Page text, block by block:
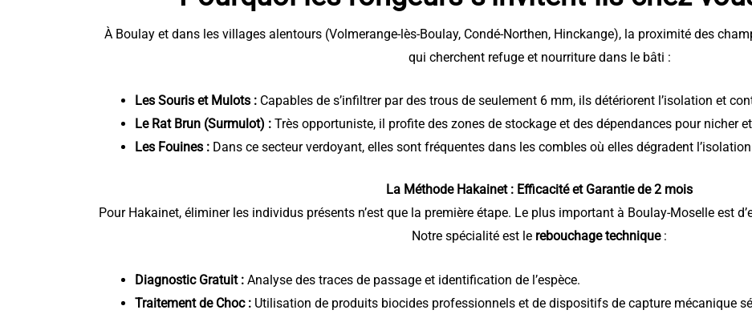
À Boulay et dans les villages alentours (Volmerange-lès-Boulay, Condé-Northen, Hinckange), la proximité des
qui cherchent refuge et nourriture dans le bâti :
Les Souris et Mulots : Capables de s’infiltrer par des trous de seulement 6 mm, ils détériorent l’isolation et
Le Rat Brun (Surmulot) : Très opportuniste, il profite des zones de stockage et des dépendances pour nicher
Les Fouines : Dans ce secteur verdoyant, elles sont fréquentes dans les combles où elles dégradent
La Méthode Hakainet : Efficacité et Garantie de 2 mois
Pour Hakainet, éliminer les individus présents n’est que la première étape. Le plus important à Boulay-Moselle est
Notre spécialité est le rebouchage technique:
Diagnostic Gratuit : Analyse des traces de passage et identification de l’espèce.
Traitement de Choc : Utilisation de produits biocides professionnels et de dispositifs de capture mécanique